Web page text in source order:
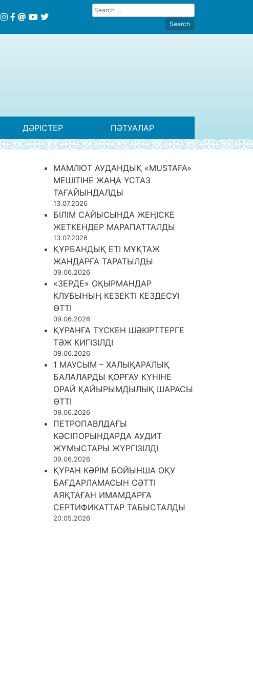
ДӘРІСТЕР ПӘТУАЛАР
МАМЛЮТ АУДАНДЫҚ «MUSTAFA»
МЕШІТІНЕ ЖАҢА ҰСТАЗ
ТАҒАЙЫНДАЛДЫ
13.07.2026
БІЛІМ САЙЫСЫНДА ЖЕҢІСКЕ
ЖЕТКЕНДЕР МАРАПАТТАЛДЫ
13.07.2026
ҚҰРБАНДЫҚ ЕТІ МҰҚТАЖ
ЖАНДАРҒА ТАРАТЫЛДЫ
09.06.2026
«ЗЕРДЕ» ОҚЫРМАНДАР
КЛУБЫНЫҢ КЕЗЕКТІ КЕЗДЕСУІ
ӨТТІ
09.06.2026
ҚҰРАНҒА ТҮСКЕН ШӘКІРТТЕРГЕ
ТӘЖ КИГІЗІЛДІ
09.06.2026
1 МАУСЫМ – ХАЛЫҚАРАЛЫҚ
БАЛАЛАРДЫ ҚОРҒАУ КҮНІНЕ
ОРАЙ ҚАЙЫРЫМДЫЛЫҚ ШАРАСЫ
ӨТТІ
09.06.2026
ПЕТРОПАВЛДАҒЫ
КӘСІПОРЫНДАРДА АУДИТ
ЖҰМЫСТАРЫ ЖҮРГІЗІЛДІ
09.06.2026
ҚҰРАН КӘРІМ БОЙЫНША ОҚУ
БАҒДАРЛАМАСЫН СӘТТІ
АЯҚТАҒАН ИМАМДАРҒА
СЕРТИФИКАТТАР ТАБЫСТАЛДЫ
20.05.2026